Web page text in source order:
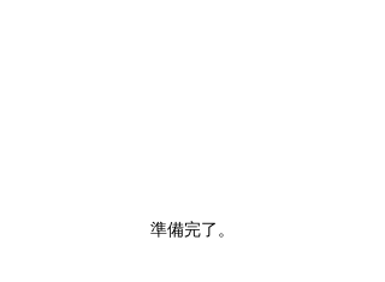
準備完了。